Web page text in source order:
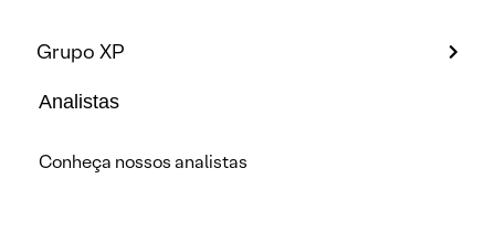
Grupo XP
Analistas
Conheça nossos analistas